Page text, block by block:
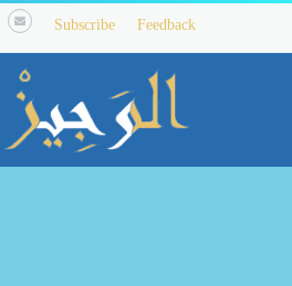
Feedback
Subscribe